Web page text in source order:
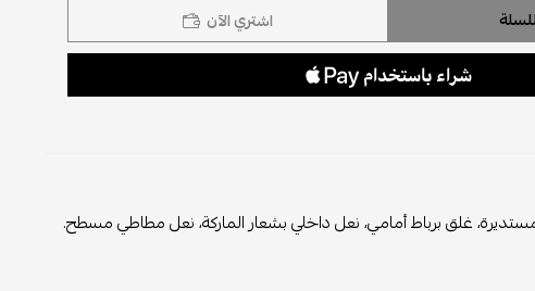
اشتري الآن
غلق برباط أمامي، نعل داخلي بشعار الماركة، نعل مطاطي مسطح.